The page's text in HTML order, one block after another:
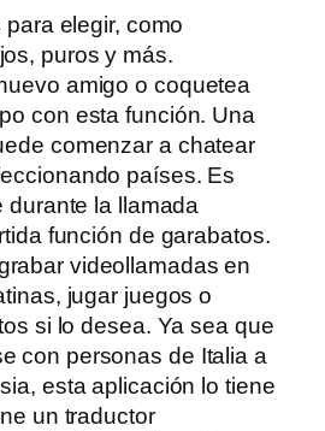
elegir, como
puros y más.
amigo o coquetea
con esta función. Una
comenzar a chatear
países. Es
durante la llamada
función de garabatos.
videollamadas en
jugar juegos o
si lo desea. Ya sea que
con personas de Italia a
esta aplicación lo tiene
un traductor